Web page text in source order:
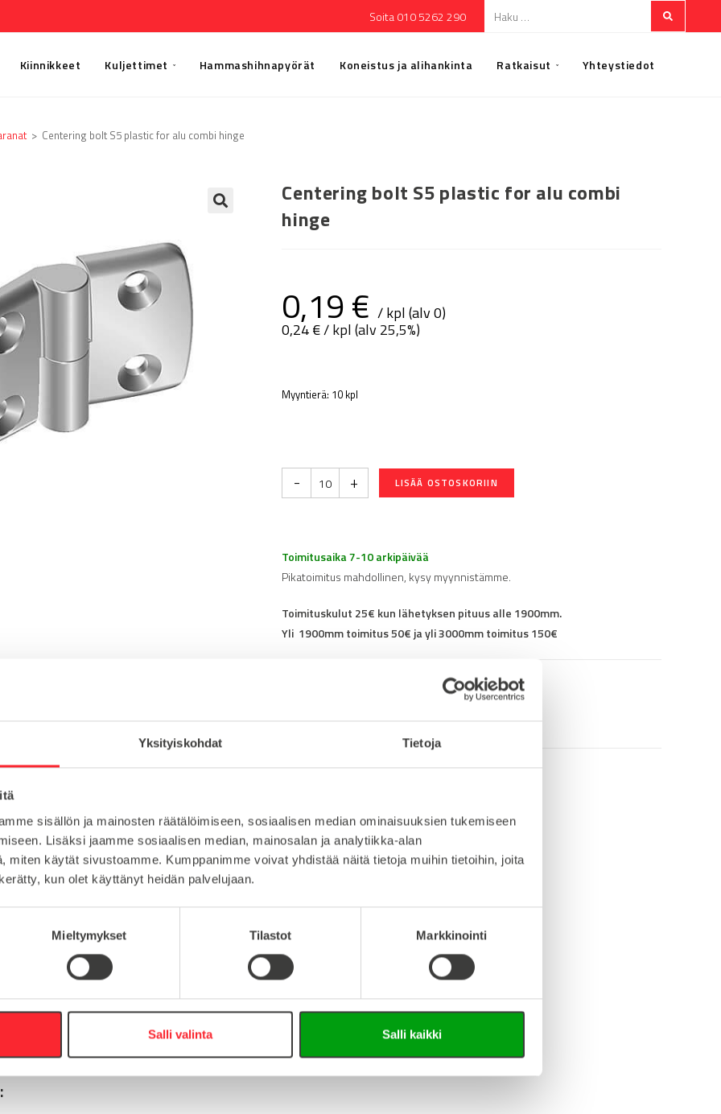
Yksityiskohdat Tietoja
sisällön ja mainosten räätälöimiseen, sosiaalisen median ominaisuuksien tukemiseen
Lisäksi jaamme sosiaalisen median, mainosalan ja analytiikka-alan
miten käytät sivustoamme. Kumppanimme voivat yhdistää näitä tietoja muihin tietoihin, joita
kun olet käyttänyt heidän palvelujaan.
Mieltymykset Tilastot Markkinointi
Salli valinta Salli kaikki
Soita 010 5262 290
Kiinnikkeet Kuljettimet Hammashihnapyörät Koneistus ja alihankinta Ratkaisut Yhteystiedot
> Centering bolt S5 plastic for alu combi hinge
Centering bolt S5 plastic for alu combi
hinge
0,19€ / kpl (alv 0)
0,24€/ kpl (alv 25,5%)
Myyntierä: 10 kpl
- + LISÄÄ OSTOSKORIIN
Toimitusaika 7-10 arkipäivää
Pikatoimitus mahdollinen, kysy myynnistämme.
Toimituskulut 25€ kun lähetyksen pituus alle 1900mm.
Yli 1900mm toimitus 50€ ja yli 3000mm toimitus 150€
Saranat
5 Lataa 3D-tiedosto (Step-tiedosto)
info@easy-systems.fi